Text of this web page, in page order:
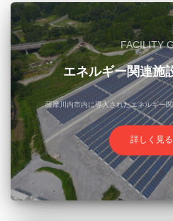
FACILITY
エネルギー関連施
薩摩川内市内に導入されたエネルギー
詳しく見る